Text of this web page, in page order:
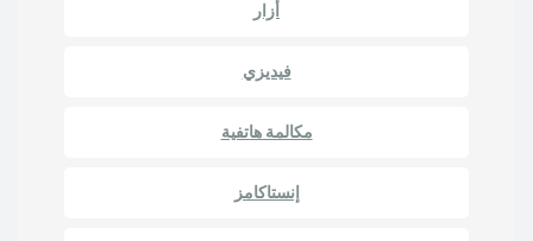
أزار
فيديزي
مكالمة هاتفية
إنستاكامز